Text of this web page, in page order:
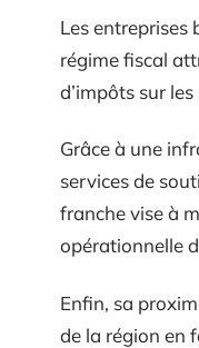
Les entreprises
régime fiscal
d’impôts sur
Grâce à une
services de
franche vise à
opérationnelle
Enfin, sa
de la région en